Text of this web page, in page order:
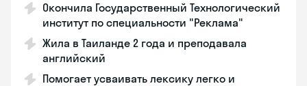
Окончила Государственный Технологический
институт по специальности "Реклама"
Жила в Таиланде 2 года и преподавала
английский
Помогает усваивать лексику легко и